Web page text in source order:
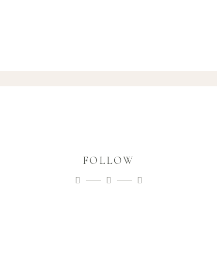
FOLLOW